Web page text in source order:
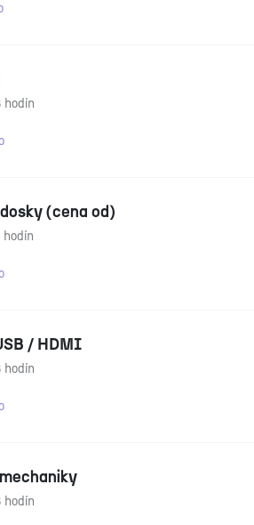
hodín
(cena od)
hodín
/ HDMI
hodín
hodín